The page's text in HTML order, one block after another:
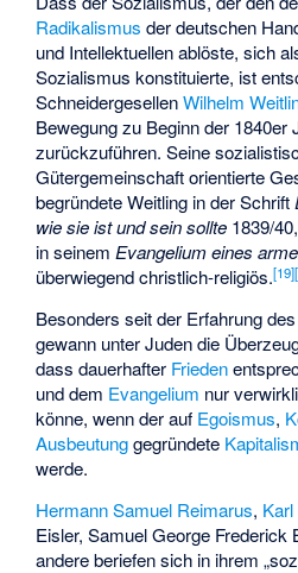
Radikalismus der deutschen
und Intellektuellen ablöste, sich
Sozialismus konstituierte, ist
SchneidergesellenWilhelm
Bewegung zu Beginn der 1840er
zurückzuführen. Seine
Gütergemeinschaft orientierte
begründete Weitling in der Schrift
wie sie ist und sein sollte 1839/
in seinemEvangelium eines
überwiegend christlich-religiös.[19][
Besonders seit der Erfahrung des
gewann unter Juden die
dass dauerhafter Frieden
und dem Evangelium nur
könne, wenn der auf Egoismus,
Ausbeutunggegründete
werde.
Hermann Samuel Reimarus,
Eisler,Samuel George Frederick
andere beriefen sich in ihrem